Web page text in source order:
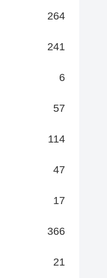
264
241
6
57
114
47
17
366
21